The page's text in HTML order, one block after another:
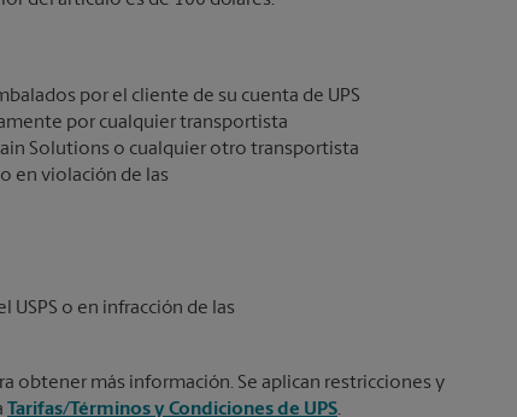
por el cliente de su cuenta de UPS
por cualquier transportista
Solutions o cualquier otro transportista
en violación de las
o en infracción de las
obtener más información. Se aplican restricciones y
Tarifas/Términos y Condiciones de UPS.